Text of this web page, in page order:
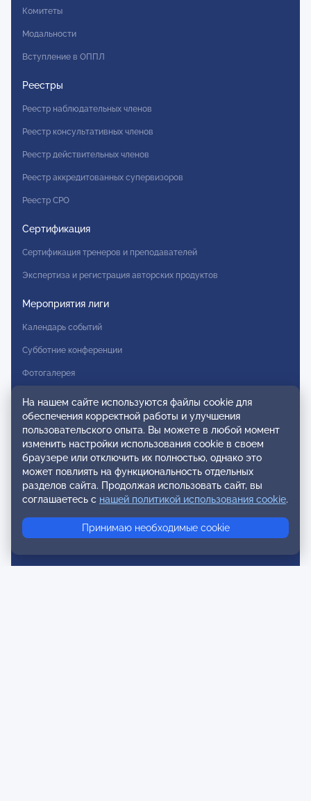
Комитеты
Модальности
Вступление в ОППЛ
Реестры
Реестр наблюдательных членов
Реестр консультативных членов
Реестр действительных членов
Реестр аккредитованных супервизоров
Реестр СРО
Сертификация
Сертификация тренеров и преподавателей
Экспертиза и регистрация авторских продуктов
Мероприятия лиги
Календарь событий
Субботние конференции
Фотогалерея
Новости
Публикации
Контакты
Для спонсоров и партнеров
На нашем сайте используются файлы cookie для
обеспечения корректной работы и улучшения
пользовательского опыта. Вы можете в любой момент
изменить настройки использования cookie в своем
браузере или отключить их полностью, однако это
может повлиять на функциональность отдельных
разделов сайта. Продолжая использовать сайт, вы
соглашаетесь с нашей политикой использования cookie.
Принимаю необходимые cookie